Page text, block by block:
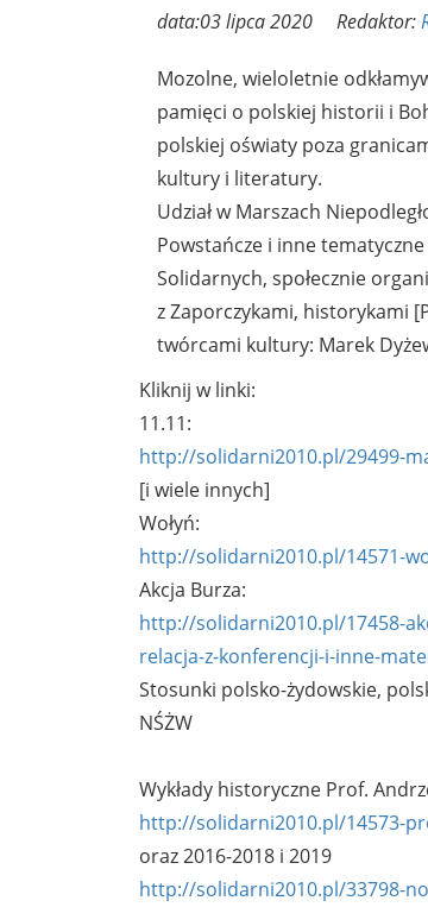
data:03 lipca 2020 Redaktor:
Mozolne, wieloletnie
pamięci o polskiej historii i
polskiej oświaty poza
kultury i literatury.
Udział w Marszach
Powstańcze i inne
Solidarnych, społecznie
z Zaporczykami, historykami
twórcami kultury: Marek
Kliknij w linki:
11.11:
http://solidarni2010.pl/29499-
[i wiele innych]
Wołyń:
http://solidarni2010.pl/14571-
Akcja Burza:
http://solidarni2010.pl/17458-
relacja-z-konferencji-i-inne-
Stosunki polsko-żydowskie,
NŚŻW
Wykłady historyczne Prof.
http://solidarni2010.pl/14573-
oraz 2016-2018 i 2019
http://solidarni2010.pl/33798-